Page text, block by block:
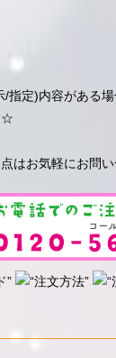
定)内容がある場
点はお気軽にお問